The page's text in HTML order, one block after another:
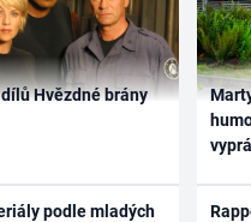
Hvězdné brány
podle mladých